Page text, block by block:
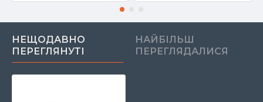
НЕЩОДАВНО
ПЕРЕГЛЯНУТІ
НАЙБІЛЬШ
ПЕРЕГЛЯДАЛИСЯ